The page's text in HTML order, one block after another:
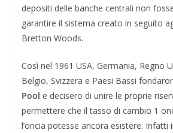
depositi delle banche centrali non
garantire il sistema creato in seguito
Bretton Woods.
Così nel 1961 USA, Germania, Regno
Belgio, Svizzera e Paesi Bassi
Pool e decisero di unire le proprie
permettere che il tasso di cambio 1
l’oncia potesse ancora esistere. Infatti